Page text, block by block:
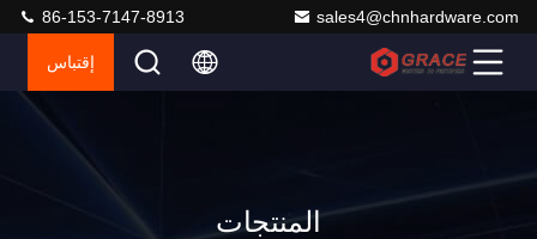
sales4@chnhardware.com
86-153-7147-8913
إقتباس
المنتجات